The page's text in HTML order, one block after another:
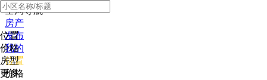
全局导航
房产
发布
我的
位置
价格
房型
更多
位置
价格